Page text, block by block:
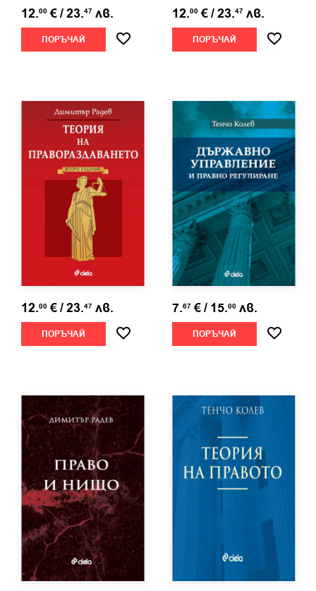
12.00 €/23.47 лв.
ПОРЪЧАЙ
12.00 €/23.47 лв.
ПОРЪЧАЙ
12.00 €/23.47 лв.
ПОРЪЧАЙ
7.67 €/ 15.00 лв.
ПОРЪЧАЙ